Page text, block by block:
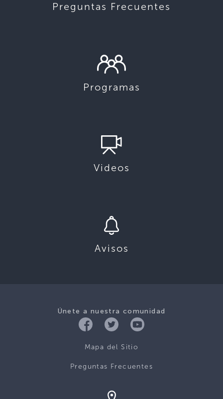
Preguntas Frecuentes
Programas
Videos
Avisos
Únete a nuestra comunidad
Mapa del Sitio
Preguntas Frecuentes